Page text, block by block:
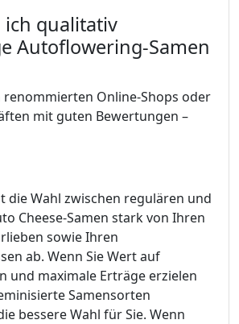
ich qualitativ
Autoflowering-Samen
renommierten Online-Shops oder
mit guten Bewertungen –
die Wahl zwischen regulären und
Cheese-Samen stark von Ihren
sowie Ihren
ab. Wenn Sie Wert auf
und maximale Erträge erzielen
Samensorten
bessere Wahl für Sie. Wenn